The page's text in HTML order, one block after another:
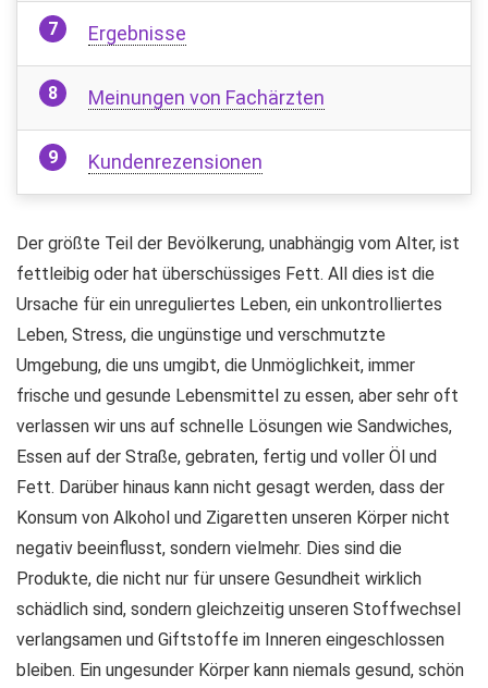
Ergebnisse
Meinungen von Fachärzten
Kundenrezensionen
Der größte Teil der Bevölkerung, unabhängig vom Alter, ist
fettleibig oder hat überschüssiges Fett. All dies ist die
Ursache für ein unreguliertes Leben, ein unkontrolliertes
Leben, Stress, die ungünstige und verschmutzte
Umgebung, die uns umgibt, die Unmöglichkeit, immer
frische und gesunde Lebensmittel zu essen, aber sehr oft
verlassen wir uns auf schnelle Lösungen wie Sandwiches,
Essen auf der Straße, gebraten, fertig und voller Öl und
Fett. Darüber hinaus kann nicht gesagt werden, dass der
Konsum von Alkohol und Zigaretten unseren Körper nicht
negativ beeinflusst, sondern vielmehr. Dies sind die
Produkte, die nicht nur für unsere Gesundheit wirklich
schädlich sind, sondern gleichzeitig unseren Stoffwechsel
verlangsamen und Giftstoffe im Inneren eingeschlossen
bleiben. Ein ungesunder Körper kann niemals gesund, schön